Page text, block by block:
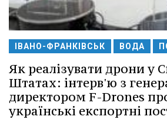
ІВАНО-ФРАНКІВСЬК ВОДА
Як реалізувати дрони у
Штатах: інтерв'ю з
директором F-Drones
українські експортні